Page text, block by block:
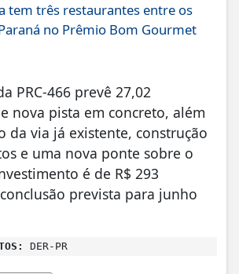
tem três restaurantes entre os
no Prêmio Bom Gourmet
PRC-466 prevê 27,02
nova pista em concreto, além
da via já existente, construção
e uma nova ponte sobre o
é de R$ 293
prevista para junho
DER-PR